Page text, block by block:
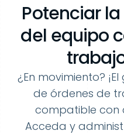
Potenciar
del equipo
¿En movimiento?
de órdenes de
compatible con
Acceda y